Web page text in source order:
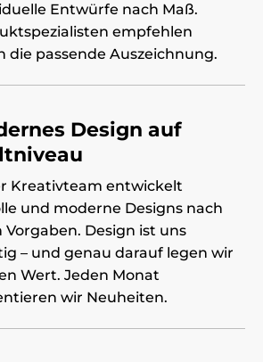
Entwürfe nach Maß.
empfehlen
die passende Auszeichnung.
Design auf
Kreativteam entwickelt
und moderne Designs nach
Vorgaben. Design ist uns
– und genau darauf legen wir
Wert. Jeden Monat
wir Neuheiten.